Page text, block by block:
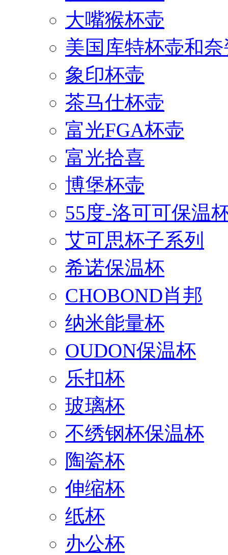
大嘴猴杯壶
美国库特杯壶和
象印杯壶
茶马仕杯壶
富光FGA杯壶
富光拾喜
博堡杯壶
55度-洛可可保温
艾可思杯子系列
希诺保温杯
CHOBOND肖邦
纳米能量杯
OUDON保温杯
乐扣杯
玻璃杯
不绣钢杯保温杯
陶瓷杯
伸缩杯
纸杯
办公杯